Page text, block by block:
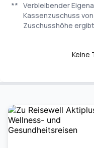
** Verbleibender
Kassenzuschuss
Zuschusshöhe
Keine